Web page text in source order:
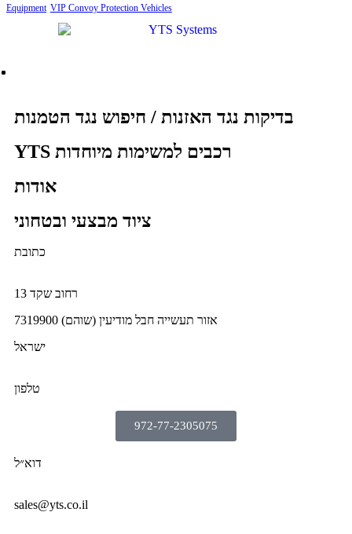
Equipment VIP Convoy Protection Vehicles
בדיקות נגד האזנות / חיפוש נגד הטמנות
YTS רכבים למשימות מיוחדות
אודות
ציוד מבצעי ובטחוני
כתובת
רחוב שקד 13
אזור תעשייה חבל מודיעין (שוהם) 7319900
ישראל
טלפון
972-77-2305075
דוא״ל
sales@yts.co.il